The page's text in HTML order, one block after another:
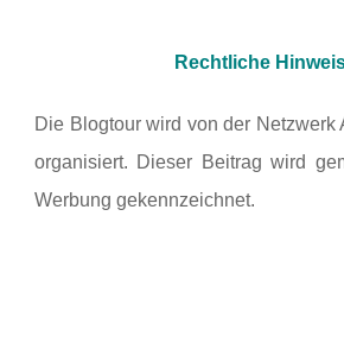
Rechtliche
Die Blogtour wird von der Netzwerk
organisiert. Dieser Beitrag wird
Werbung gekennzeichnet.